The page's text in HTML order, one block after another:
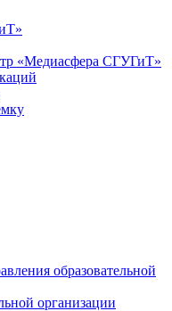
«Медиасфера СГУГиТ»
образовательной
организации